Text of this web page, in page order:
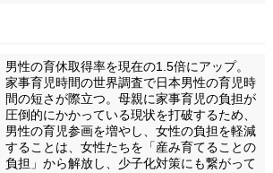
男性の育休取得率を現在の1.5倍にアップ。
家事育児時間の世界調査で日本男性の育児時
間の短さが際立つ。母親に家事育児の負担が
圧倒的にかかっている現状を打破するため、
男性の育児参画を増やし、女性の負担を軽減
することは、女性たちを「産み育てることの
負担」から解放し、少子化対策にも繋がって